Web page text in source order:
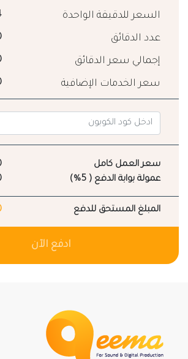
السعر للدقيقة الواحدة
عدد الدقائق
إجمالي سعر الدقائق
سعر الخدمات الإضافية
سعر العمل كامل
عمولة بوابة الدفع ( 5%)
المبلغ المستحق للدفع
ادفع الآن